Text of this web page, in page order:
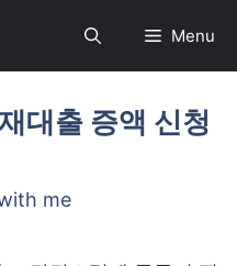
Menu
대출 증액 신청
me